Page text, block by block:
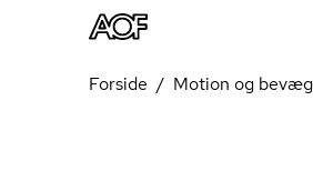
Forside Motion og